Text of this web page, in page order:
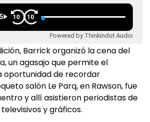
10 10
Powered by Thinkindot Audio
Barrick organizó la cena del
un agasajo que permite el
oportunidad de recordar
salón Le Parq, en Rawson, fue
y allí asistieron periodistas de
y gráficos.